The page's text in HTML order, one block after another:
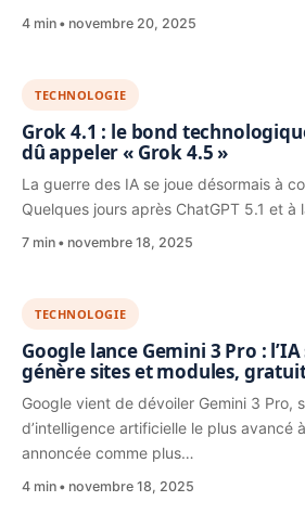
4 min novembre 20, 2025
TECHNOLOGIE
Grok 4.1 : le bond
dû appeler « Grok 4.5 »
La guerre des IA se joue désormais à
Quelques jours après ChatGPT 5.1 et à
7 min novembre 18, 2025
TECHNOLOGIE
Google lance Gemini 3 Pro :
génère sites et modules,
Google vient de dévoiler Gemini 3 Pro,
d’intelligence artificielle le plus avancé
annoncée comme plus…
4 min novembre 18, 2025